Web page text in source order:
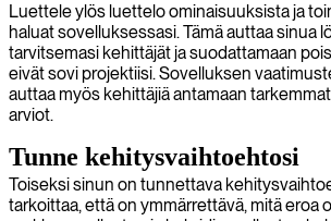
Luettele ylös luettelo ominaisuuksista ja
haluat sovelluksessasi. Tämä auttaa sinua
tarvitsemasi kehittäjät ja suodattamaan
eivät sovi projektiisi. Sovelluksen
auttaa myös kehittäjiä antamaan
arviot.
Tunne kehitysvaihtoehtosi
Toiseksi sinun on tunnettava
tarkoittaa, että on ymmärrettävä, mitä eroa